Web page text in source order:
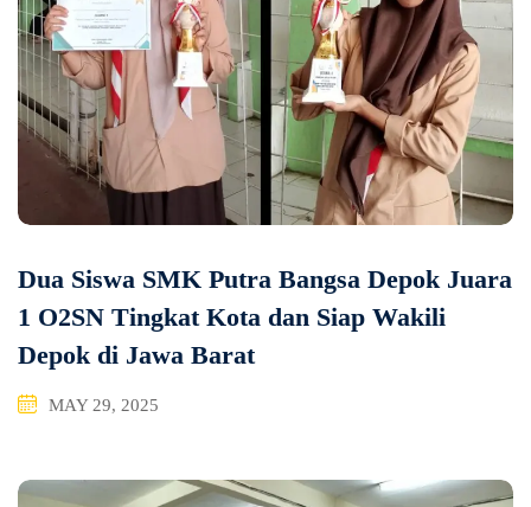
Dua Siswa SMK Putra Bangsa Depok Juara
1 O2SN Tingkat Kota dan Siap Wakili
Depok di Jawa Barat
MAY 29, 2025